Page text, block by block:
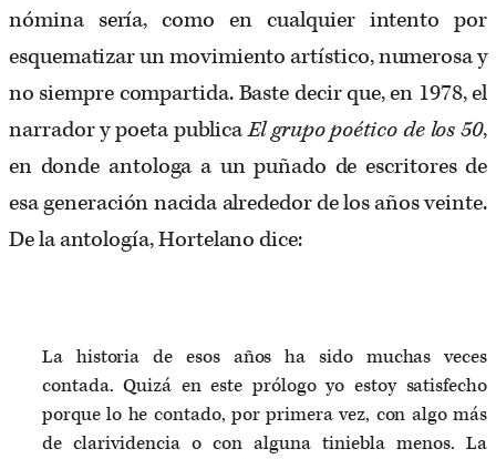
nómina sería, como en cualquier intento por
esquematizar un movimiento artístico, numerosa y
no siempre compartida. Baste decir que, en 1978, el
narrador y poeta publicaEl grupo poético de los 50,
en donde antologa a un puñado de escritores de
esa generación nacida alrededor de los años veinte.
De la antología, Hortelano dice:
La historia de esos años ha sido muchas veces
contada. Quizá en este prólogo yo estoy satisfecho
porque lo he contado, por primera vez, con algo más
de clarividencia o con alguna tiniebla menos. La